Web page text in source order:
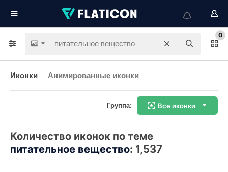
0
Иконки Анимированные иконки
Группа: Все иконки
Количество иконок по теме
питательное вещество: 1,537